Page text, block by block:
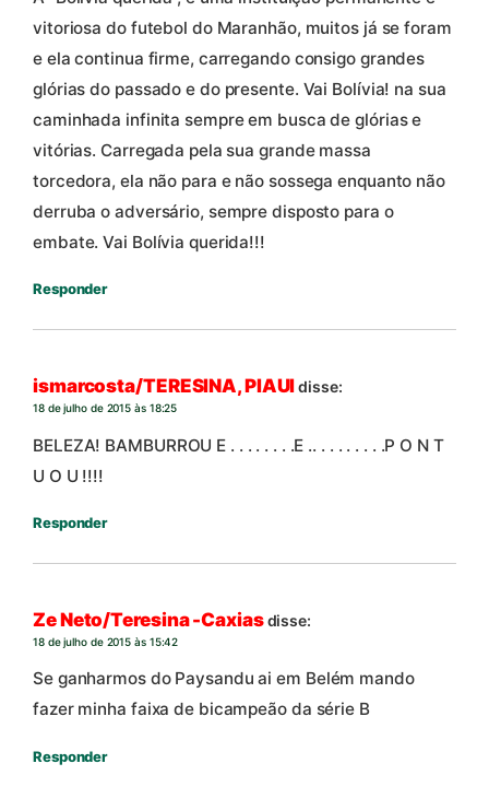
vitoriosa do futebol do Maranhão, muitos já se foram
e ela continua firme, carregando consigo grandes
glórias do passado e do presente. Vai Bolívia! na sua
caminhada infinita sempre em busca de glórias e
vitórias. Carregada pela sua grande massa
torcedora, ela não para e não sossega enquanto não
derruba o adversário, sempre disposto para o
embate. Vai Bolívia querida!!!
Responder
ismarcosta/TERESINA, PIAUIdisse:
18 de julho de 2015 às 18:25
BELEZA! BAMBURROU E . . . . . . . .E .. . . . . . . . .P O N T
U O U !!!!
Responder
Ze Neto/Teresina -Caxiasdisse:
18 de julho de 2015 às 15:42
Se ganharmos do Paysandu ai em Belém mando
fazer minha faixa de bicampeão da série B
Responder